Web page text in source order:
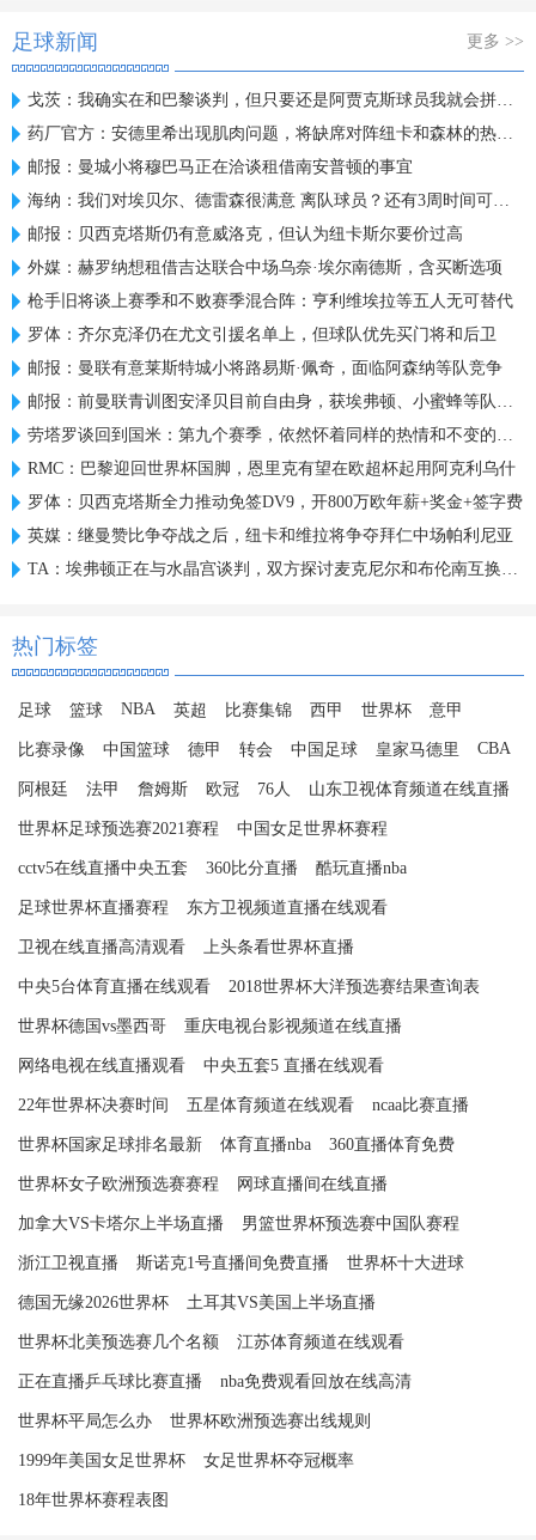
足球新闻 更多 >>
戈茨：我确实在和巴黎谈判，但只要还是阿贾克斯球员我就会拼全力
药厂官方：安德里希出现肌肉问题，将缺席对阵纽卡和森林的热身赛
邮报：曼城小将穆巴马正在洽谈租借南安普顿的事宜
海纳：我们对埃贝尔、德雷森很满意 离队球员？还有3周时间可操作
邮报：贝西克塔斯仍有意威洛克，但认为纽卡斯尔要价过高
外媒：赫罗纳想租借吉达联合中场乌奈·埃尔南德斯，含买断选项
枪手旧将谈上赛季和不败赛季混合阵：亨利维埃拉等五人无可替代
罗体：齐尔克泽仍在尤文引援名单上，但球队优先买门将和后卫
邮报：曼联有意莱斯特城小将路易斯·佩奇，面临阿森纳等队竞争
邮报：前曼联青训图安泽贝目前自由身，获埃弗顿、小蜜蜂等队关注
劳塔罗谈回到国米：第九个赛季，依然怀着同样的热情和不变的雄心
RMC：巴黎迎回世界杯国脚，恩里克有望在欧超杯起用阿克利乌什
罗体：贝西克塔斯全力推动免签DV9，开800万欧年薪+奖金+签字费
英媒：继曼赞比争夺战之后，纽卡和维拉将争夺拜仁中场帕利尼亚
TA：埃弗顿正在与水晶宫谈判，双方探讨麦克尼尔和布伦南互换交易
热门标签
足球 篮球 NBA 英超 比赛集锦 西甲 世界杯 意甲
比赛录像 中国篮球 德甲 转会 中国足球 皇家马德里 CBA
阿根廷 法甲 詹姆斯 欧冠 76人 山东卫视体育频道在线直播
世界杯足球预选赛2021赛程 中国女足世界杯赛程
cctv5在线直播中央五套 360比分直播 酷玩直播nba
足球世界杯直播赛程 东方卫视频道直播在线观看
卫视在线直播高清观看 上头条看世界杯直播
中央5台体育直播在线观看 2018世界杯大洋预选赛结果查询表
世界杯德国vs墨西哥 重庆电视台影视频道在线直播
网络电视在线直播观看 中央五套5 直播在线观看
22年世界杯决赛时间 五星体育频道在线观看 ncaa比赛直播
世界杯国家足球排名最新 体育直播nba 360直播体育免费
世界杯女子欧洲预选赛赛程 网球直播间在线直播
加拿大VS卡塔尔上半场直播 男篮世界杯预选赛中国队赛程
浙江卫视直播 斯诺克1号直播间免费直播 世界杯十大进球
德国无缘2026世界杯 土耳其VS美国上半场直播
世界杯北美预选赛几个名额 江苏体育频道在线观看
正在直播乒乓球比赛直播 nba免费观看回放在线高清
世界杯平局怎么办 世界杯欧洲预选赛出线规则
1999年美国女足世界杯 女足世界杯夺冠概率
18年世界杯赛程表图